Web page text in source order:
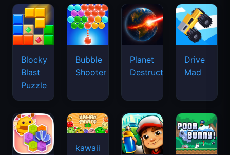
Blocky
Blast
Puzzle
Bubble
Shooter
Planet
Destruction
Drive
Mad
kawaii